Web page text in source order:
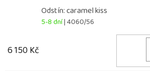
Odstín: caramel kiss
5-8 dní| 4060/56
6 150 Kč